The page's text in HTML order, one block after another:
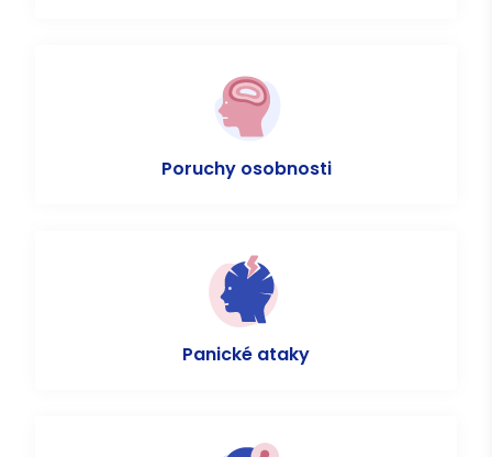
Poruchy osobnosti
Panické ataky